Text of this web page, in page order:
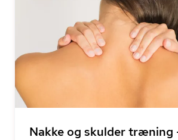
Nakke og skulder træning